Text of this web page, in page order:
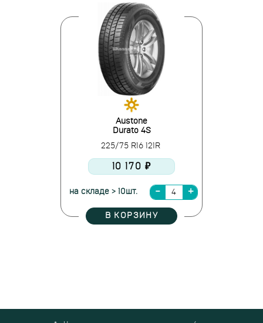
Austone
Durato 4S
225/75 R16 121R
10 170 ₽
на складе > 10шт.
В КОРЗИНУ